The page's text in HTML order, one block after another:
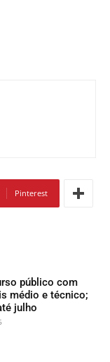
Pinterest
público com
médio e técnico;
julho